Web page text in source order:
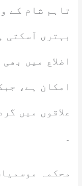
تاہم شام کے
بہتری آسکتی
اضلاع میں
امکان ہے،
علاقوں میں
۔
محکمہ